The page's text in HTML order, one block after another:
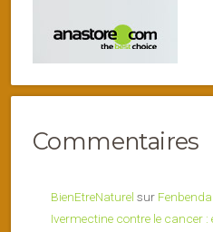
Commentaires
BienEtreNaturel sur
Ivermectine contre le cancer :